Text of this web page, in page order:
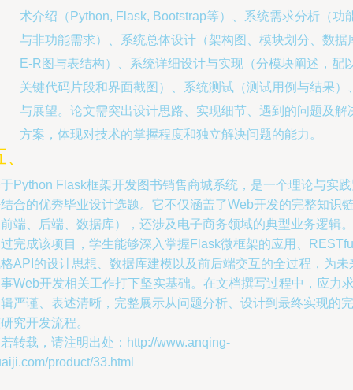
术介绍（Python, Flask, Bootstrap等）、系统需求分析（功
与非功能需求）、系统总体设计（架构图、模块划分、数据
E-R图与表结构）、系统详细设计与实现（分模块阐述，配
关键代码片段和界面截图）、系统测试（测试用例与结果）
与展望。论文需突出设计思路、实现细节、遇到的问题及解
方案，体现对技术的掌握程度和独立解决问题的能力。
Python Flask框架开发图书销售商城系统，是一个理论与实
合的优秀毕业设计选题。它不仅涵盖了Web开发的完整知识
端、后端、数据库），还涉及电子商务领域的典型业务逻辑。
完成该项目，学生能够深入掌握Flask微框架的应用、
API的设计思想、数据库建模以及前后端交互的全过程，为未
Web开发相关工作打下坚实基础。在文档撰写过程中，应力
严谨、表述清晰，完整展示从问题分析、设计到最终实现的完
究开发流程。
转载，请注明出处：http://www.anqing-
product/33.html